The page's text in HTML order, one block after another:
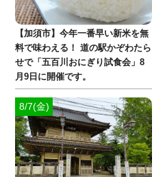
【加須市】今年一番早い新米を無
料で味わえる！ 道の駅かぞわたら
せで「五百川おにぎり試食会」8
月9日に開催です。
8/7(金)